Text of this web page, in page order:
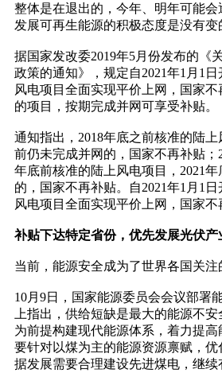
整体是在退出的，今年、明年可能
发展可再生能源的积极态度是没有变
据国家发改委2019年5月份发布的《
政策的通知》，规定自2021年1月1
风电项目全面实现平价上网，国家
的项目，按期完成并网可享受补贴。
通知指出，2018年底之前核准的陆
前仍未完成并网的，国家不再补贴；
年底前核准的陆上风电项目，2021年
的，国家不再补贴。自2021年1月1
风电项目全面实现平价上网，国家不
补贴下达特定省份，优先发展光伏产
当前，能源安全成为了世界各国关注
10月9日，国家能源委员会会议部署
上指出，供给短缺是最大的能源不
为前提构建现代能源体系，着力提高
要针对以煤为主的能源资源禀赋，
据发展需要合理建设先进煤电，继续